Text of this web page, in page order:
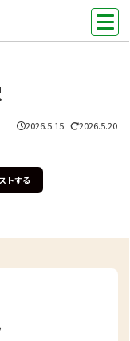
2026.5.15 2026.5.20
トする